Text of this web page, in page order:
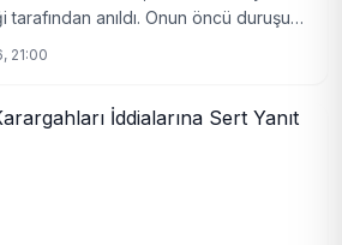
tarafından anıldı. Onun öncü duruşu
21:00